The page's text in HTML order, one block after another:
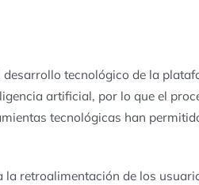
desarrollo tecnológico de la
artificial, por lo que el
tecnológicas han
la retroalimentación de los